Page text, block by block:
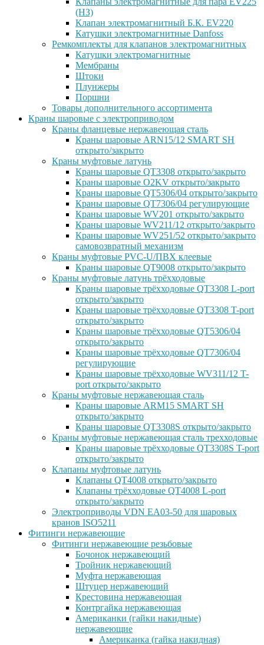
(НЗ)
Клапан электромагнитный Б.К. EV220
Катушки электромагнитные Danfoss
Ремкомплекты для клапанов электромагнитных
Катушки электромагнитные
Мембраны
Штоки
Плунжеры
Поршни
Товары дополнительного ассортимента
Краны шаровые с электроприводом
Краны фланцевые нержавеющая сталь
Краны шаровые ARN15/12 SMART SH
открыто/закрыто
Краны муфтовые латунь
Краны шаровые QT3308 открыто/закрыто
Краны шаровые O2KV открыто/закрыто
Краны шаровые QT5306/04 открыто/закрыто
Краны шаровые QT7306/04 регулирующие
Краны шаровые WV201 открыто/закрыто
Краны шаровые WV211/12 открыто/закрыто
Краны шаровые WV251/52 открыто/закрыто
самовозвратный механизм
Краны муфтовые PVC-U/ПВХ клеевые
Краны шаровые QT9008 открыто/закрыто
Краны муфтовые латунь трёхходовые
Краны шаровые трёхходовые QT3308 L-port
открыто/закрыто
Краны шаровые трёхходовые QT3308 T-port
открыто/закрыто
Краны шаровые трёхходовые QT5306/04
открыто/закрыто
Краны шаровые трёхходовые QT7306/04
регулирующие
Краны шаровые трёхходовые WV311/12 T-
port открыто/закрыто
Краны муфтовые нержавеющая сталь
Краны шаровые ARM15 SMART SH
открыто/закрыто
Краны шаровые QT3308S открыто/закрыто
Краны муфтовые нержавеющая сталь трехходовые
Краны шаровые трёхходовые QT3308S T-port
открыто/закрыто
Клапаны муфтовые латунь
Клапаны QT4008 открыто/закрыто
Клапаны трёхходовые QT4008 L-port
открыто/закрыто
Электроприводы VDN EA03-50 для шаровых
кранов ISO5211
Фитинги нержавеющие
Фитинги нержавеющие резьбовые
Бочонок нержавеющий
Тройник нержавеющий
Муфта нержавеющая
Штуцер нержавеющий
Крестовина нержавеющая
Контргайка нержавеющая
Американки (гайки накидные)
нержавеющие
Американка (гайка накидная)